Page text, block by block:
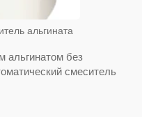
альгината
альгинатом без
смеситель